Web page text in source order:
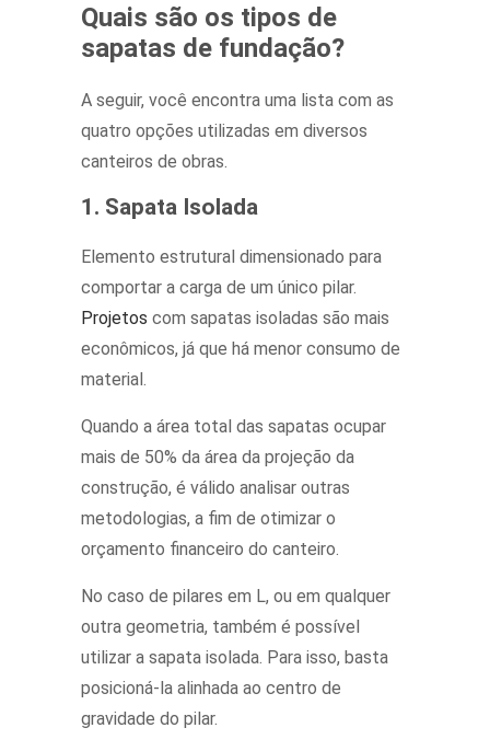
Quais são os tipos de
sapatas de fundação?
A seguir, você encontra uma lista com as
quatro opções utilizadas em diversos
canteiros de obras.
1. Sapata Isolada
Elemento estrutural dimensionado para
comportar a carga de um único pilar.
Projetos com sapatas isoladas são mais
econômicos, já que há menor consumo de
material.
Quando a área total das sapatas ocupar
mais de 50% da área da projeção da
construção, é válido analisar outras
metodologias, a fim de otimizar o
orçamento financeiro do canteiro.
No caso de pilares em L, ou em qualquer
outra geometria, também é possível
utilizar a sapata isolada. Para isso, basta
posicioná-la alinhada ao centro de
gravidade do pilar.